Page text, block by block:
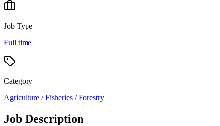
Job Type
Full time
Category
Agriculture / Fisheries / Forestry
Job Description